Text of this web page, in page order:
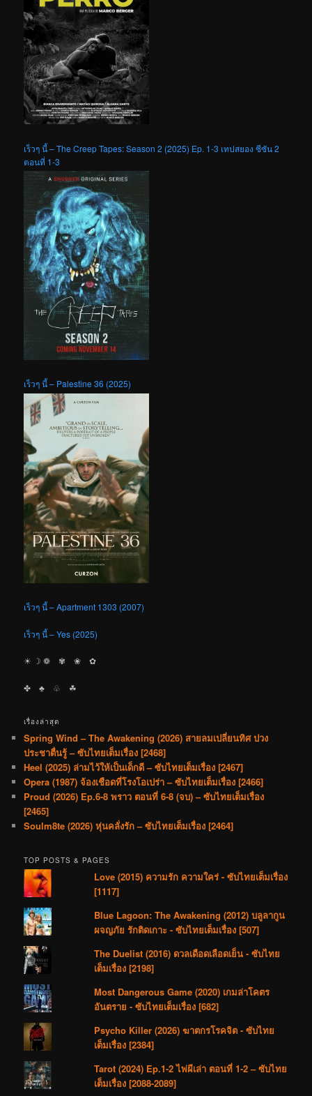
เร็วๆ นี้ – The Creep Tapes: Season 2 (2025) Ep. 1-3 เทปสยอง ซีซัน 2
ตอนที่ 1-3
เร็วๆ นี้ – Palestine 36 (2025)
เร็วๆ นี้ – Apartment 1303 (2007)
เร็วๆ นี้ – Yes (2025)
☀︎ ☽ ❁ ✾ ❀ ✿
✤ ♣︎ ♧ ☘︎
เรื่องล่าสุด
Spring Wind – The Awakening (2026) สายลมเปลี่ยนทิศ ปวง
ประชาตื่นรู้ – ซับไทยเต็มเรื่อง [2468]
Heel (2025) ล่ามไว้ให้เป็นเด็กดี – ซับไทยเต็มเรื่อง [2467]
Opera (1987) จ้องเชือดที่โรงโอเปร่า – ซับไทยเต็มเรื่อง [2466]
Proud (2026) Ep.6-8 พราว ตอนที่ 6-8 (จบ) – ซับไทยเต็มเรื่อง
[2465]
Soulm8te (2026) หุ่นคลั่งรัก – ซับไทยเต็มเรื่อง [2464]
TOP POSTS & PAGES
Love (2015) ความรัก ความใคร่ - ซับไทยเต็มเรื่อง
[1117]
Blue Lagoon: The Awakening (2012) บลูลากูน
ผจญภัย รักติดเกาะ - ซับไทยเต็มเรื่อง [507]
The Duelist (2016) ดวลเดือดเลือดเย็น - ซับไทย
เต็มเรื่อง [2198]
Most Dangerous Game (2020) เกมล่าโคตร
อันตราย - ซับไทยเต็มเรื่อง [682]
Psycho Killer (2026) ฆาตกรโรคจิต - ซับไทย
เต็มเรื่อง [2384]
Tarot (2024) Ep.1-2 ไพ่ผีเล่า ตอนที่ 1-2 – ซับไทย
เต็มเรื่อง [2088-2089]